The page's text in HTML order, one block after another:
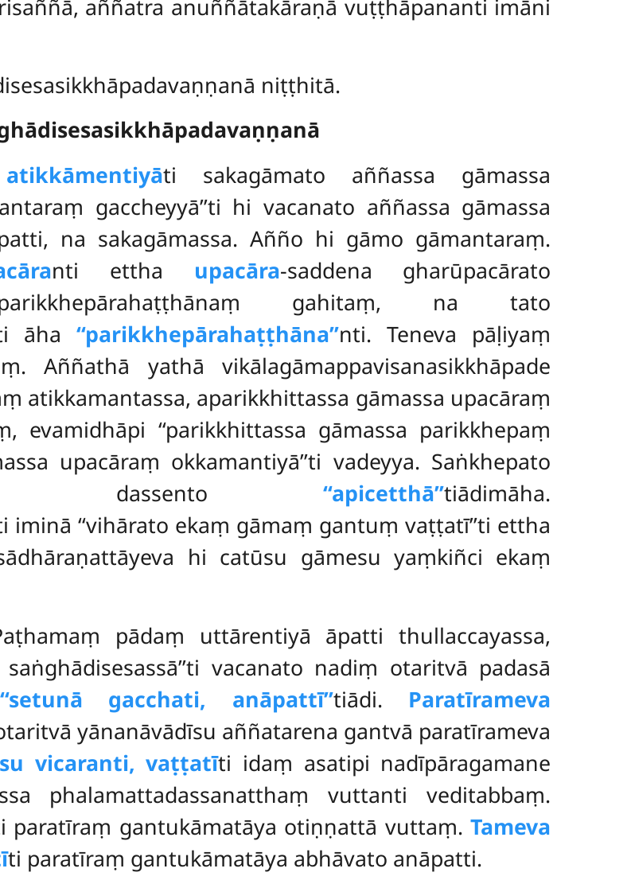
aññatra anuññātakāraṇā vuṭṭhāpananti imāni
niṭṭhitā.
ti sakagāmato aññassa gāmassa
gaccheyyā’’ti hi vacanato aññassa gāmassa
na sakagāmassa. Añño hi gāmo gāmantaraṃ.
nti ettha upacāra-saddena gharūpacārato
parikkhepārahaṭṭhānaṃ gahitaṃ, na tato
āha‘‘parikkhepārahaṭṭhāna’’nti. Teneva pāḷiyaṃ
Aññathā yathā vikālagāmappavisanasikkhāpade
atikkamantassa, aparikkhittassa gāmassa upacāraṃ
evamidhāpi ‘‘parikkhittassa gāmassa parikkhepaṃ
upacāraṃ okkamantiyā’’ti vadeyya. Saṅkhepato
dassento‘‘apicetthā’’tiādimāha.
iminā ‘‘vihārato ekaṃ gāmaṃ gantuṃ vaṭṭatī’’ti ettha
hi catūsu gāmesu yaṃkiñci ekaṃ
pādaṃ uttārentiyā āpatti thullaccayassa,
vacanato nadiṃ otaritvā padasā
‘‘setunā gacchati, anāpattī’’tiādi. Paratīrameva
yānanāvādīsu aññatarena gantvā paratīrameva
vicaranti, vaṭṭatīti idaṃ asatipi nadīpāragamane
phalamattadassanatthaṃ vuttanti veditabbaṃ.
paratīraṃ gantukāmatāya otiṇṇattā vuttaṃ.Tameva
ti paratīraṃ gantukāmatāya abhāvato anāpatti.